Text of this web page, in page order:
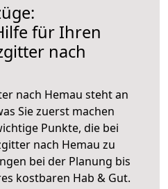
für Ihren
nach
nach Hemau steht an
Sie zuerst machen
Punkte, die bei
nach Hemau zu
bei der Planung bis
kostbaren Hab & Gut.